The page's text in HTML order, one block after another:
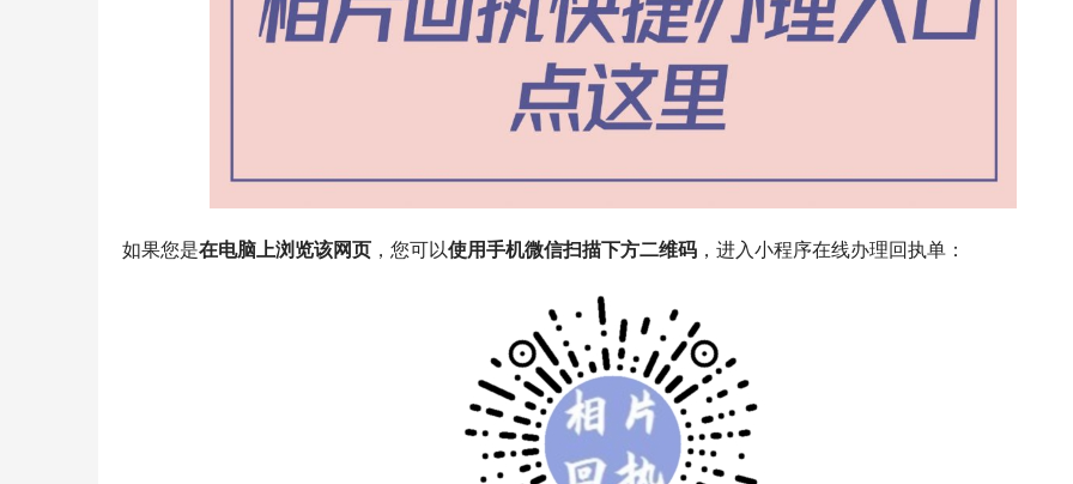
如果您是在电脑上浏览该网页 ，您可以使用手机微信扫描下方二维码 ，进入小程序在线办理回执单：